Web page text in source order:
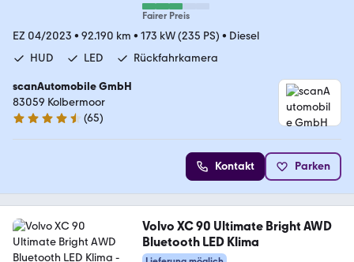
Fairer Preis
EZ 04/2023 • 92.190 km • 173 kW (235 PS) • Diesel
HUD
LED Rückfahrkamera
scanAutomobile GmbH
83059 Kolbermoor
4.7 Sterne
(65)
Kontakt Parken
Volvo XC 90 Ultimate Bright AWD
Bluetooth LED Klima